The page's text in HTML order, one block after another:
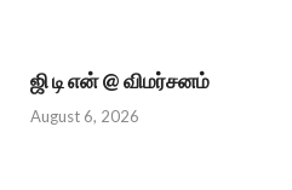
ஜி டி என் @ விமர்சனம்
August 6, 2026